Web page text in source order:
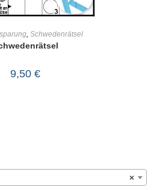
, Schwedenrätsel
9,50 €
×